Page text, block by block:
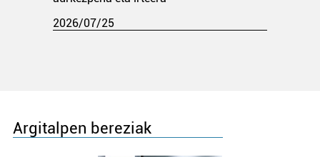
2026/07/25
Argitalpen bereziak